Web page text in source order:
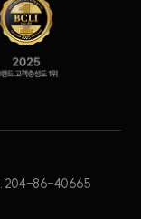
. 204-86-40665